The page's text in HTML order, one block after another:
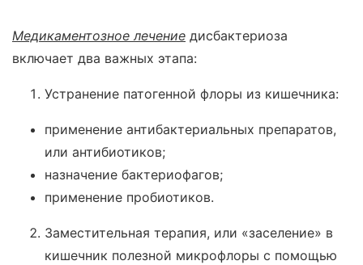
Медикаментозное лечение дисбактериоза
включает два важных этапа:
Устранение патогенной флоры из кишечника:
применение антибактериальных препаратов,
или антибиотиков;
назначение бактериофагов;
применение пробиотиков.
Заместительная терапия, или «заселение» в
кишечник полезной микрофлоры с помощью